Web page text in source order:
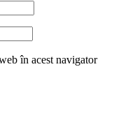
în acest navigator